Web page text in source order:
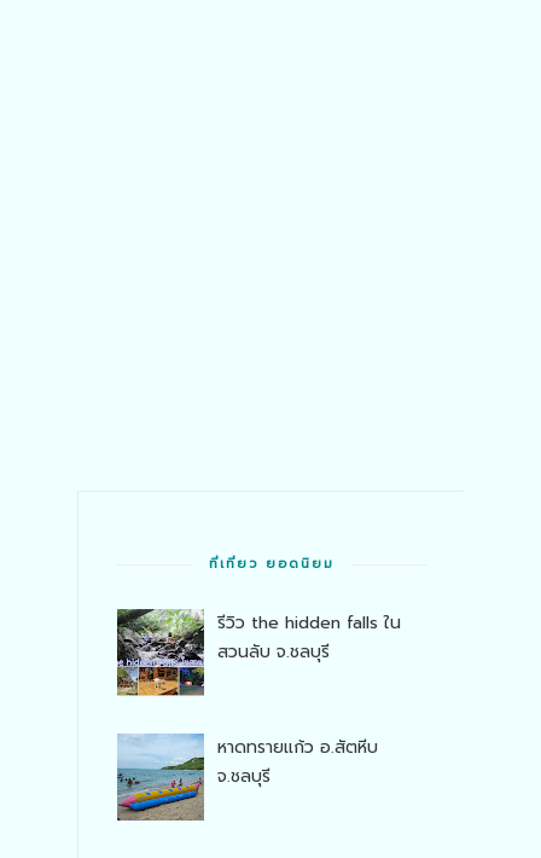
ที่เที่ยว ยอดนิยม
รีวิว the hidden falls ใน
สวนลับ จ.ชลบุรี
หาดทรายแก้ว อ.สัตหีบ
จ.ชลบุรี